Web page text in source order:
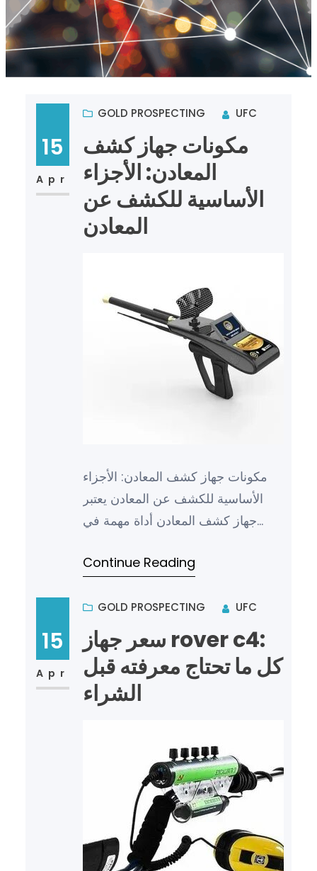
15
Apr
GOLD PROSPECTING UFC
مكونات جهاز كشف
المعادن: الأجزاء
الأساسية للكشف عن
المعادن
مكونات جهاز كشف المعادن: الأجزاء
الأساسية للكشف عن المعادن يعتبر
جهاز كشف المعادن أداة مهمة في
Continue Reading
15
Apr
GOLD PROSPECTING UFC
سعر جهاز rover c4:
كل ما تحتاج معرفته قبل
الشراء